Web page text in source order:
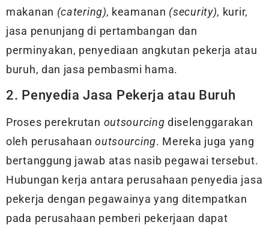
makanan (catering), keamanan (security), kurir,
jasa penunjang di pertambangan dan
perminyakan, penyediaan angkutan pekerja atau
buruh, dan jasa pembasmi hama.
2. Penyedia Jasa Pekerja atau Buruh
Proses perekrutan outsourcing diselenggarakan
oleh perusahaanoutsourcing. Mereka juga yang
bertanggung jawab atas nasib pegawai tersebut.
Hubungan kerja antara perusahaan penyedia jasa
pekerja dengan pegawainya yang ditempatkan
pada perusahaan pemberi pekerjaan dapat